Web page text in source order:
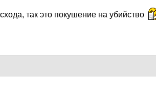
так это покушение на убийство